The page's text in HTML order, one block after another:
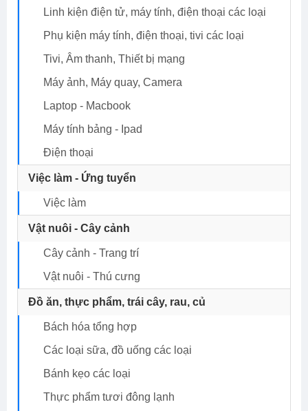
Linh kiện điện tử, máy tính, điện thoại các loại
Phụ kiện máy tính, điện thoại, tivi các loại
Tivi, Âm thanh, Thiết bị mạng
Máy ảnh, Máy quay, Camera
Laptop - Macbook
Máy tính bảng - Ipad
Điện thoại
Việc làm - Ứng tuyển
Việc làm
Vật nuôi - Cây cảnh
Cây cảnh - Trang trí
Vật nuôi - Thú cưng
Đồ ăn, thực phẩm, trái cây, rau, củ
Bách hóa tổng hợp
Các loại sữa, đồ uống các loại
Bánh kẹo các loại
Thực phẩm tươi đông lạnh